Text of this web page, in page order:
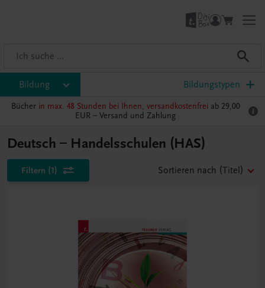
Bildung Bildungstypen
Bücher in max. 48 Stunden bei Ihnen, versandkostenfrei ab 29,00
EUR – Versand und Zahlung
Deutsch – Handelsschulen (HAS)
Filtern (1) Sortieren nach (Titel)